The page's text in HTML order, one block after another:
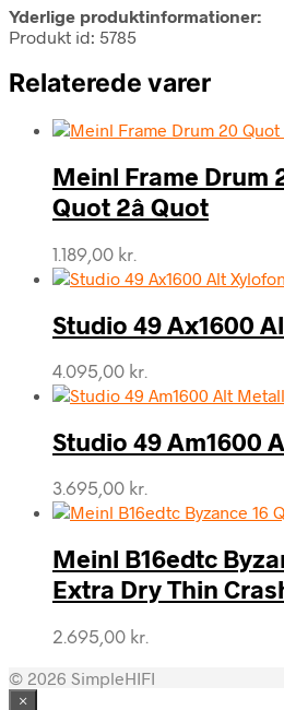
Yderlige produktinformationer:
Produkt id: 5785
Relaterede varer
Meinl Frame Drum
Quot 2â Quot
1.189,00 kr.
Studio 49 Ax1600
4.095,00 kr.
Studio 49 Am1600
3.695,00 kr.
Meinl B16edtc
Extra Dry Thin
2.695,00 kr.
© 2026 SimpleHIFI
×